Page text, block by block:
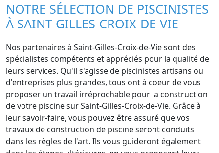
NOTRE SÉLECTION DE PISCINISTES
À SAINT-GILLES-CROIX-DE-VIE
Nos partenaires à Saint-Gilles-Croix-de-Vie sont des
spécialistes compétents et appréciés pour la qualité de
leurs services. Qu'il s'agisse de piscinistes artisans ou
d'entreprises plus grandes, tous ont à coeur de vous
proposer un travail irréprochable pour la construction
de votre piscine sur Saint-Gilles-Croix-de-Vie. Grâce à
leur savoir-faire, vous pouvez être assuré que vos
travaux de construction de piscine seront conduits
dans les règles de l'art. Ils vous guideront également